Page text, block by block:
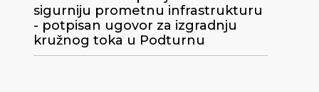
sigurniju prometnu infrastrukturu
- potpisan ugovor za izgradnju
kružnog toka u Podturnu